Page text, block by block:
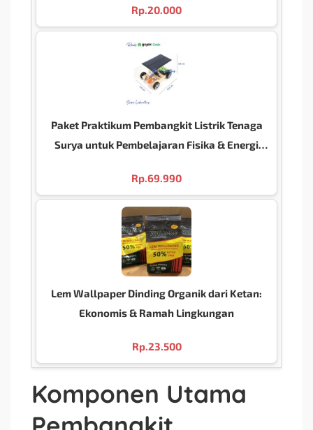
Rp.20.000
Paket Praktikum Pembangkit Listrik Tenaga
Surya untuk Pembelajaran Fisika & Energi
Rp.69.990
Lem Wallpaper Dinding Organik dari Ketan:
Ekonomis & Ramah Lingkungan
Rp.23.500
Komponen Utama